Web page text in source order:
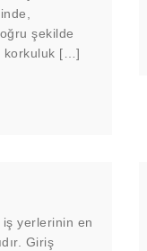
şekilde
korkuluk […]
iş yerlerinin en
Giriş